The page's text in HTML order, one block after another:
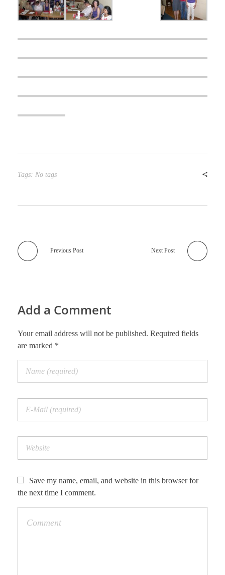
Tags: No tags
Previous Post Next Post
Add a Comment
Your email address will not be published. Required fields
are marked *
Save my name, email, and website in this browser for
the next time I comment.